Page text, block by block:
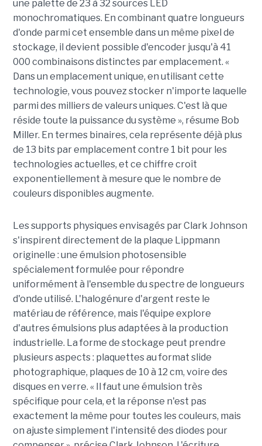
une palette de 23 à 32 sources LED
monochromatiques. En combinant quatre longueurs
d'onde parmi cet ensemble dans un même pixel de
stockage, il devient possible d'encoder jusqu'à 41
000 combinaisons distinctes par emplacement. «
Dans un emplacement unique, en utilisant cette
technologie, vous pouvez stocker n'importe laquelle
parmi des milliers de valeurs uniques. C'est là que
réside toute la puissance du système », résume Bob
Miller. En termes binaires, cela représente déjà plus
de 13 bits par emplacement contre 1 bit pour les
technologies actuelles, et ce chiffre croît
exponentiellement à mesure que le nombre de
couleurs disponibles augmente.
Les supports physiques envisagés par Clark Johnson
s'inspirent directement de la plaque Lippmann
originelle : une émulsion photosensible
spécialement formulée pour répondre
uniformément à l'ensemble du spectre de longueurs
d'onde utilisé. L'halogénure d'argent reste le
matériau de référence, mais l'équipe explore
d'autres émulsions plus adaptées à la production
industrielle. La forme de stockage peut prendre
plusieurs aspects : plaquettes au format slide
photographique, plaques de 10 à 12 cm, voire des
disques en verre. « Il faut une émulsion très
spécifique pour cela, et la réponse n'est pas
exactement la même pour toutes les couleurs, mais
on ajuste simplement l'intensité des diodes pour